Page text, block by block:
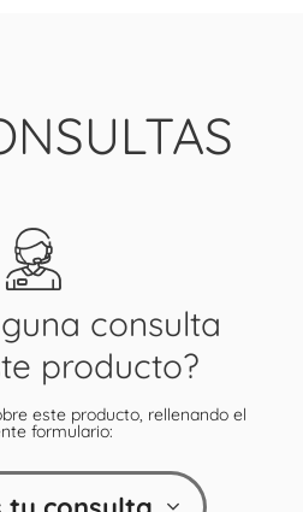
consulta
producto?
este producto, rellenando el
formulario: